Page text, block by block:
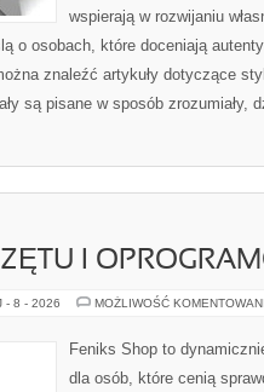
wspierają w rozwijaniu
o osobach, które doceniają
znaleźć artykuły dotyczące
są pisane w sposób zrozumiały,
I
- 8 - 2026 MOŻLIWOŚĆ
Feniks Shop to
dla osób, które cenią